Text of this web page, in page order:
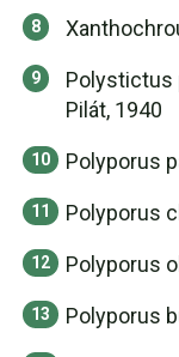
Polystictus
Pilát, 1940
Polyporus
Polyporus
Polyporus
Polyporus